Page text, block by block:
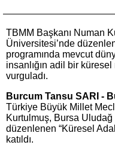
TBMM Başkanı Numan
Üniversitesi’nde
programında mevcut
insanlığın adil bir
vurguladı.
Burcum Tansu SARI -
Türkiye Büyük Millet
Kurtulmuş, Bursa
düzenlenen “Küresel
katıldı.